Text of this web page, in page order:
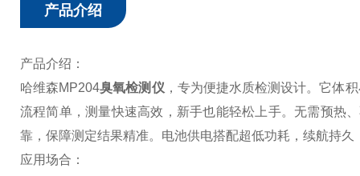
产品介绍
产品介绍：
哈维森MP204臭氧检测仪 ，专为便捷水质检测设计。它体
流程简单，测量快速高效，新手也能轻松上手。无需预热
靠，保障测定结果精准。电池供电搭配超低功耗，续航持
应用场合：